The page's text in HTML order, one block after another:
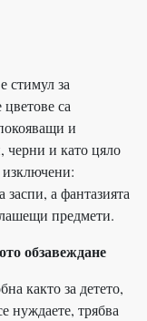
стимул за
са
и
черни и като цяло
изключени:
а фантазията
предмети.
обзавеждане
както за детето,
нуждаете, трябва